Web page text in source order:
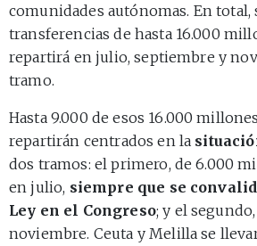
comunidades autónomas. En total,
transferencias de hasta 16.000
repartirá en julio, septiembre y
tramo.
Hasta 9.000 de esos 16.000
repartirán centrados en la
dos tramos: el primero, de 6.000
en julio, siempre que se
Ley en el Congreso; y el
noviembre. Ceuta y Melilla se